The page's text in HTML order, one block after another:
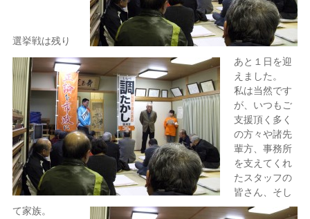
選挙戦は残り
あと１日を迎
えました。
私は当然です
が、いつもご
支援頂く多く
の方々や諸先
輩方、事務所
を支えてくれ
たスタッフの
皆さん、そし
て家族。